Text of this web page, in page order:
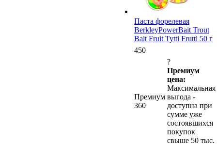
Паста форелевая
BerkleyPowerBait Trout
Bait Fruit Tytti Frutti 50 г
450
Премиум
360
?
Премиум
цена:
Максимальная
выгода -
доступна при
сумме уже
состоявшихся
покупок
свыше 50 тыс.